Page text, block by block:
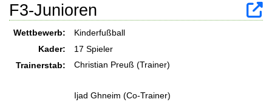
F3-Junioren
Wettbewerb:
Kinderfußball
Kader:
17 Spieler
Trainerstab:
Christian Preuß (Trainer)
Ijad Ghneim (Co-Trainer)